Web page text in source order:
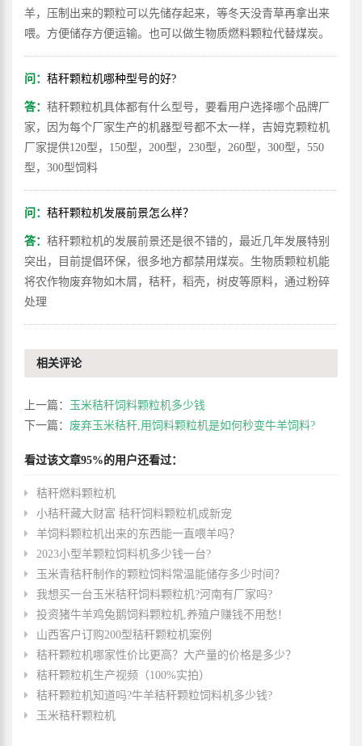
羊，压制出来的颗粒可以先储存起来，等冬天没青草再拿出来
喂。方便储存方便运输。也可以做生物质燃料颗粒代替煤炭。
问： 秸秆颗粒机哪种型号的好?
答： 秸秆颗粒机具体都有什么型号，要看用户选择哪个品牌厂
家，因为每个厂家生产的机器型号都不太一样，吉姆克颗粒机
厂家提供120型，150型，200型，230型，260型，300型，550
型，300型饲料
问： 秸秆颗粒机发展前景怎么样？
答： 秸秆颗粒机的发展前景还是很不错的，最近几年发展特别
突出，目前提倡环保，很多地方都禁用煤炭。生物质颗粒机能
将农作物废弃物如木屑，秸秆，稻壳，树皮等原料，通过粉碎
处理
相关评论
上一篇：
玉米秸秆饲料颗粒机多少钱
下一篇： 废弃玉米秸秆,用饲料颗粒机是如何秒变牛羊饲料?
看过该文章95%的用户还看过：
秸秆燃料颗粒机
小秸秆藏大财富 秸秆饲料颗粒机成新宠
羊饲料颗粒机出来的东西能一直喂羊吗？
2023小型羊颗粒饲料机多少钱一台?
玉米青秸秆制作的颗粒饲料常温能储存多少时间？
我想买一台玉米秸秆饲料颗粒机?河南有厂家吗?
投资猪牛羊鸡兔鹅饲料颗粒机,养殖户赚钱不用愁！
山西客户订购200型秸秆颗粒机案例
秸秆颗粒机哪家性价比更高？大产量的价格是多少？
秸秆颗粒机生产视频（100%实拍）
秸秆颗粒机知道吗?牛羊秸秆颗粒饲料机多少钱?
玉米秸秆颗粒机